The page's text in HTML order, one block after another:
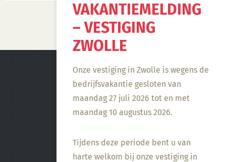
VAKANTIEMELDING
– VESTIGING
ZWOLLE
Onze vestiging in Zwolle is wegens de
bedrijfsvakantie gesloten van
maandag 27 juli 2026 tot en met
maandag 10 augustus 2026.
Tijdens deze periode bent u van
harte welkom bij onze vestiging in